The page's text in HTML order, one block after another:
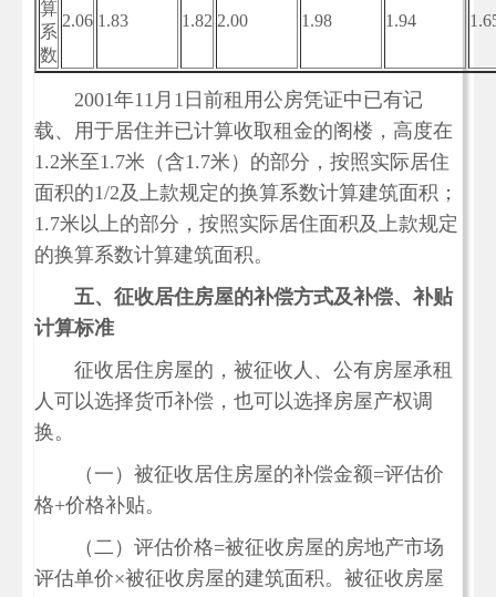
算
系
数
2.06 1.83 1.82 2.00 1.98 1.94
2001年11月1日前租用公房凭证中已有记
载、用于居住并已计算收取租金的阁楼，高度在
1.2米至1.7米（含1.7米）的部分，按照实际居住
面积的1/2及上款规定的换算系数计算建筑面积；
1.7米以上的部分，按照实际居住面积及上款规定
的换算系数计算建筑面积。
五、征收居住房屋的补偿方式及补偿、补贴
计算标准
征收居住房屋的，被征收人、公有房屋承租
人可以选择货币补偿，也可以选择房屋产权调
换。
（一）被征收居住房屋的补偿金额=评估价
格+价格补贴。
（二）评估价格=被征收房屋的房地产市场
评估单价×被征收房屋的建筑面积。被征收房屋